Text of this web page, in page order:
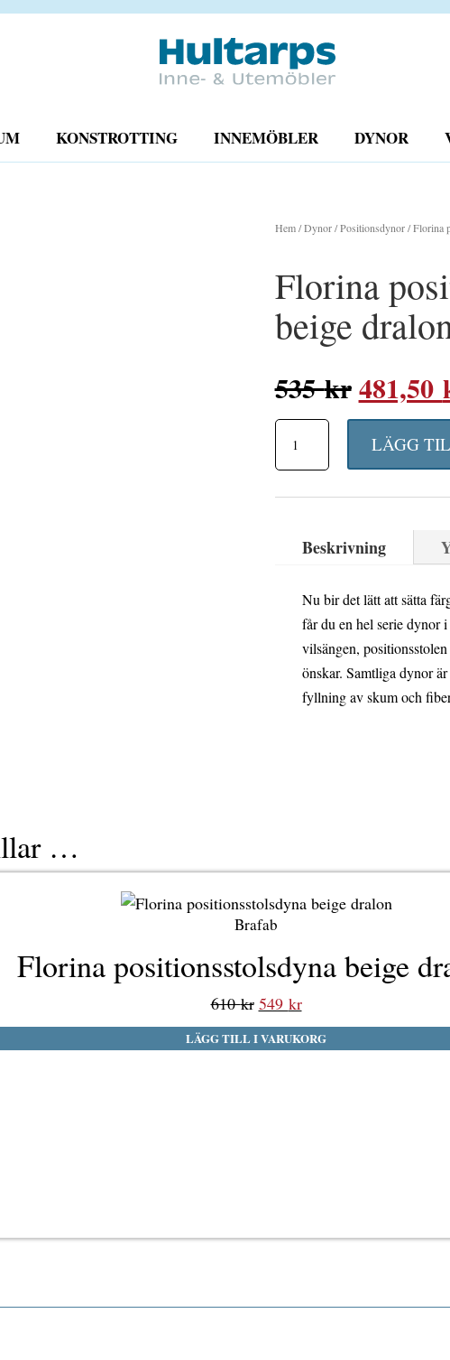
KONSTROTTING INNEMÖBLER DYNOR
Hem/Dynor/Positionsdynor/ Florina
Florina
beige
535krDet
priset
var:
535 kr.
481,50
positionsstolsdyna
beige
mängd
LÄGG
Beskrivning
Nu bir det lätt att sätta
får du en hel serie dynor
vilsängen,
önskar. Samtliga dynor
fyllning av skum och
…
Brafab
Florina positionsstolsdyna beige
610kr Det
ursprungliga
priset
549 krDet
nuvarande
priset
LÄGG TILL I VARUKORG